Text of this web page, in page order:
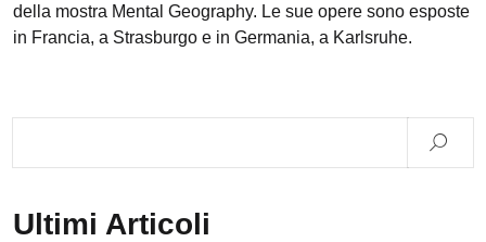
della mostra Mental Geography. Le sue opere sono esposte
in Francia, a Strasburgo e in Germania, a Karlsruhe.
Ultimi Articoli